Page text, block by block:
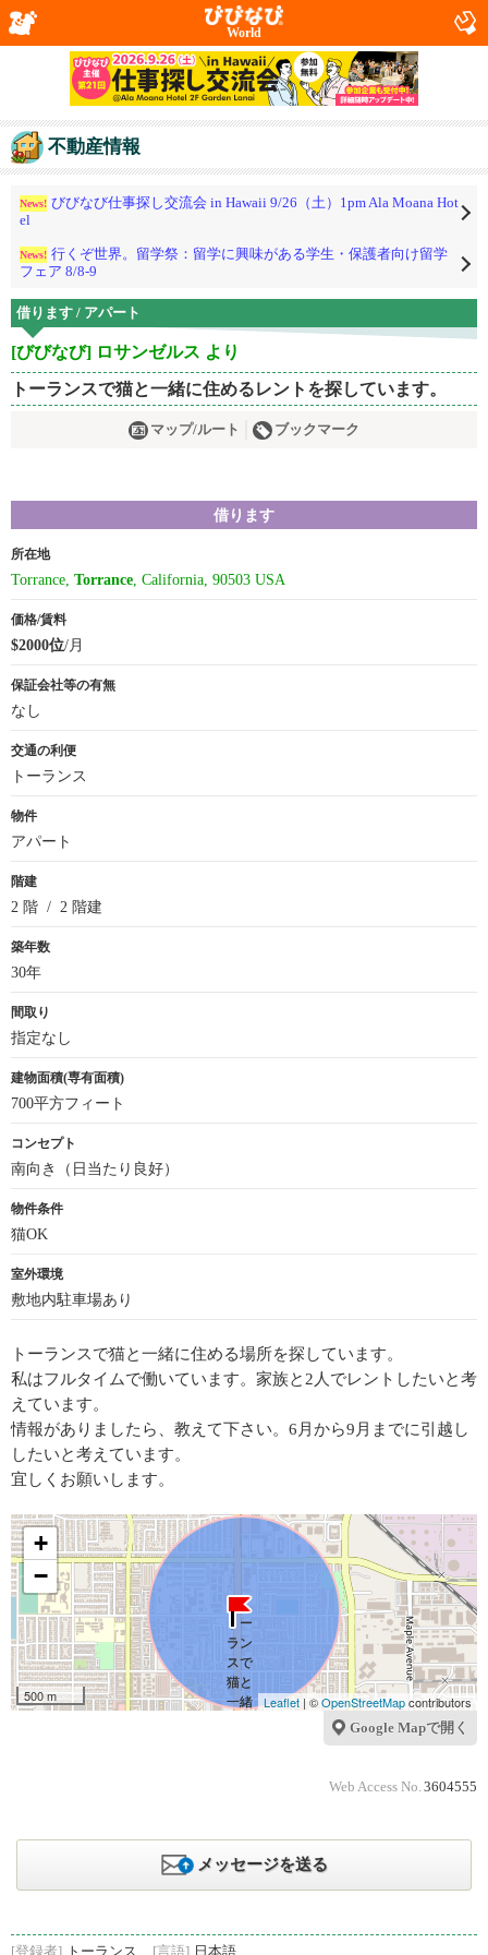
World
不動産情報
News! びびなび仕事探し交流会 in Hawaii 9/26（土）1pm Ala Moana Hot
el
News! 行くぞ世界。留学祭：留学に興味がある学生・保護者向け留学
フェア 8/8-9
借ります / アパート
[びびなび] ロサンゼルス より
トーランスで猫と一緒に住めるレントを探しています。
マップ/ルート ブックマーク
借ります
所在地
Torrance, Torrance , California, 90503 USA
価格/賃料
$2000位/月
保証会社等の有無
なし
交通の利便
トーランス
物件
アパート
階建
2 階 / 2 階建
築年数
30年
間取り
指定なし
建物面積(専有面積)
700平方フィート
コンセプト
南向き（日当たり良好）
物件条件
猫OK
室外環境
敷地内駐車場あり
トーランスで猫と一緒に住める場所を探しています。
私はフルタイムで働いています。家族と2人でレントしたいと考
えています。
情報がありましたら、教えて下さい。6月から9月までに引越し
したいと考えています。
宜しくお願いします。
+
−
500 m Leaflet | ©OpenStreetMapcontributors
Google Mapで開く
Web Access No. 3604555
メッセージを送る
[登録者] トーランス [言語] 日本語